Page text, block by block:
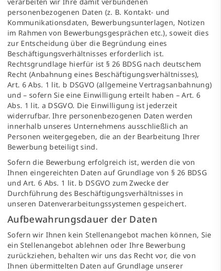
personenbezogenen Daten (z. B. Kontakt- und
Kommunikationsdaten, Bewerbungsunterlagen, Notizen
im Rahmen von Bewerbungsgesprächen etc.), soweit dies
zur Entscheidung über die Begründung eines
Beschäftigungsverhältnisses erforderlich ist.
Rechtsgrundlage hierfür ist § 26 BDSG nach deutschem
Recht (Anbahnung eines Beschäftigungsverhältnisses),
Art. 6 Abs. 1 lit. b DSGVO (allgemeine Vertragsanbahnung)
und – sofern Sie eine Einwilligung erteilt haben – Art. 6
Abs. 1 lit. a DSGVO. Die Einwilligung ist jederzeit
widerrufbar. Ihre personenbezogenen Daten werden
innerhalb unseres Unternehmens ausschließlich an
Personen weitergegeben, die an der Bearbeitung Ihrer
Bewerbung beteiligt sind.
Sofern die Bewerbung erfolgreich ist, werden die von
Ihnen eingereichten Daten auf Grundlage von § 26 BDSG
und Art. 6 Abs. 1 lit. b DSGVO zum Zwecke der
Durchführung des Beschäftigungsverhältnisses in
unseren Datenverarbeitungssystemen gespeichert.
Aufbewahrungsdauer der Daten
Sofern wir Ihnen kein Stellenangebot machen können, Sie
ein Stellenangebot ablehnen oder Ihre Bewerbung
zurückziehen, behalten wir uns das Recht vor, die von
Ihnen übermittelten Daten auf Grundlage unserer